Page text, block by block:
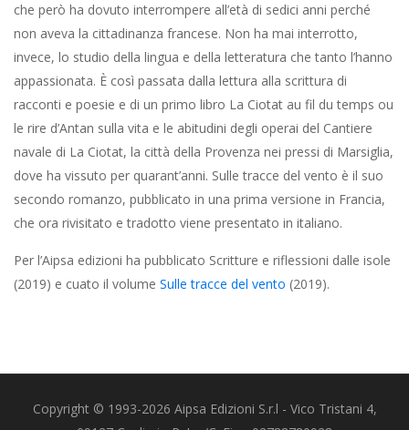
che però ha dovuto interrompere all’età di sedici anni perché
non aveva la cittadinanza francese. Non ha mai interrotto,
invece, lo studio della lingua e della letteratura che tanto l’hanno
appassionata. È così passata dalla lettura alla scrittura di
racconti e poesie e di un primo libro La Ciotat au fil du temps ou
le rire d’Antan sulla vita e le abitudini degli operai del Cantiere
navale di La Ciotat, la città della Provenza nei pressi di Marsiglia,
dove ha vissuto per quarant’anni. Sulle tracce del vento è il suo
secondo romanzo, pubblicato in una prima versione in Francia,
che ora rivisitato e tradotto viene presentato in italiano.
Per l’Aipsa edizioni ha pubblicato Scritture e riflessioni dalle isole
(2019) e cuato il volume Sulle tracce del vento (2019).
Copyright © 1993-2026 Aipsa Edizioni S.r.l - Vico Tristani 4,